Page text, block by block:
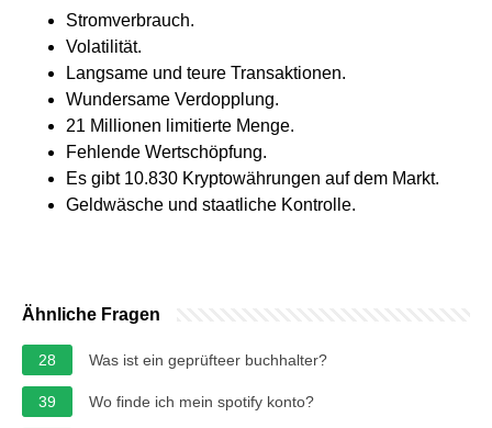
Stromverbrauch.
Volatilität.
Langsame und teure Transaktionen.
Wundersame Verdopplung.
21 Millionen limitierte Menge.
Fehlende Wertschöpfung.
Es gibt 10.830 Kryptowährungen auf dem Markt.
Geldwäsche und staatliche Kontrolle.
Ähnliche Fragen
28 Was ist ein geprüfteer buchhalter?
39 Wo finde ich mein spotify konto?